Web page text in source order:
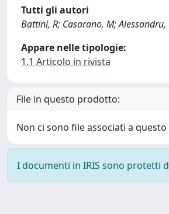
Tutti gli autori
Battini, R; Casarano, M;
Appare nelle tipologie:
1.1 Articolo in rivista
File in questo prodotto:
Non ci sono file associati a
I documenti in IRIS sono protetti